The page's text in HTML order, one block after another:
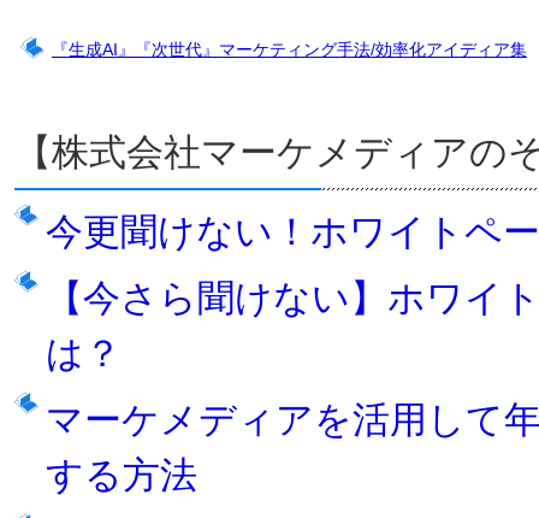
『生成AI』『次世代』マーケティング手法/効率化アイディア集
【株式会社マーケメディアの
今更聞けない！ホワイトペ
【今さら聞けない】ホワイ
は？
マーケメディアを活用して
する方法